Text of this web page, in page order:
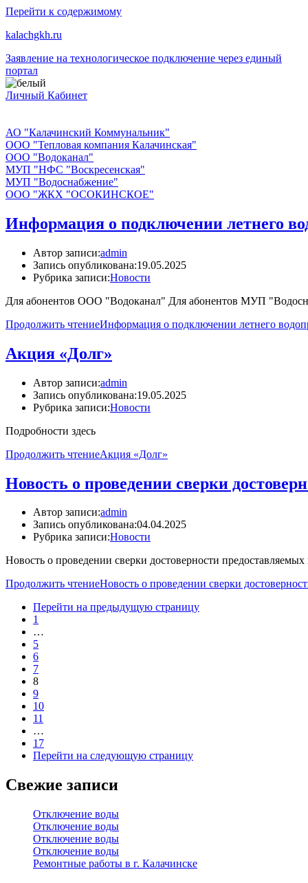
Перейти к содержимому
kalachgkh.ru
Заявление на технологическое подключение через единый
портал
Личный Кабинет
АО "Калачинский Коммунальник"
ООО "Тепловая компания Калачинская"
ООО "Водоканал"
МУП "НФС "Воскресенская"
МУП "Водоснабжение"
ООО "ЖКХ "ОСОКИНСКОЕ"
Информация о подключении летнего
Автор записи:admin
Запись опубликована:19.05.2025
Рубрика записи:Новости
Для абонентов ООО "Водоканал" Для абонентов МУП
Продолжить чтениеИнформация о подключении летнего
Акция «Долг»
Автор записи:admin
Запись опубликована:19.05.2025
Рубрика записи:Новости
Подробности здесь
Продолжить чтениеАкция «Долг»
Новость о проведении сверки
Автор записи:admin
Запись опубликована:04.04.2025
Рубрика записи:Новости
Новость о проведении сверки достоверности
Продолжить чтениеНовость о проведении сверки
Перейти на предыдущую страницу
1
…
5
6
7
8
9
10
11
…
17
Перейти на следующую страницу
Свежие записи
Отключение воды
Отключение воды
Отключение воды
Отключение воды
Ремонтные работы в г. Калачинске